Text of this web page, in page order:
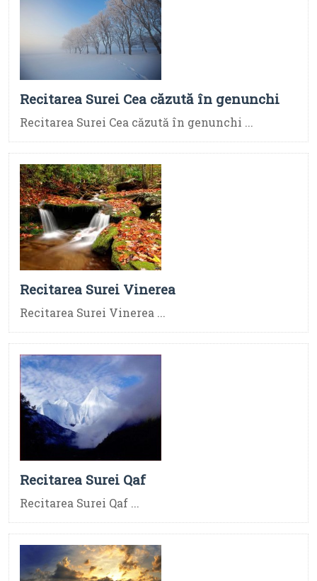
Recitarea Surei Cea căzută în genunchi
Recitarea Surei Cea căzută în genunchi ...
Recitarea Surei Vinerea
Recitarea Surei Vinerea ...
Recitarea Surei Qaf
Recitarea Surei Qaf ...